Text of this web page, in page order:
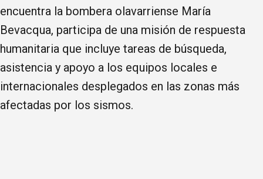
encuentra la bombera olavarriense María
Bevacqua, participa de una misión de respuesta
humanitaria que incluye tareas de búsqueda,
asistencia y apoyo a los equipos locales e
internacionales desplegados en las zonas más
afectadas por los sismos.